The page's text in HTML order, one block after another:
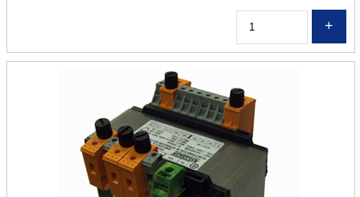
Alimentation 230VAC / 12VDC
Alimentation 230VAC / 24VDC
Alimentation 230VAC / 48VDC
Convertisseur 12VDC / 230VAC